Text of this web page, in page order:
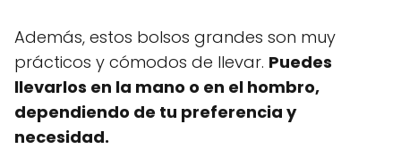
Además, estos bolsos grandes son muy
prácticos y cómodos de llevar. Puedes
llevarlos en la mano o en el hombro,
dependiendo de tu preferencia y
necesidad.